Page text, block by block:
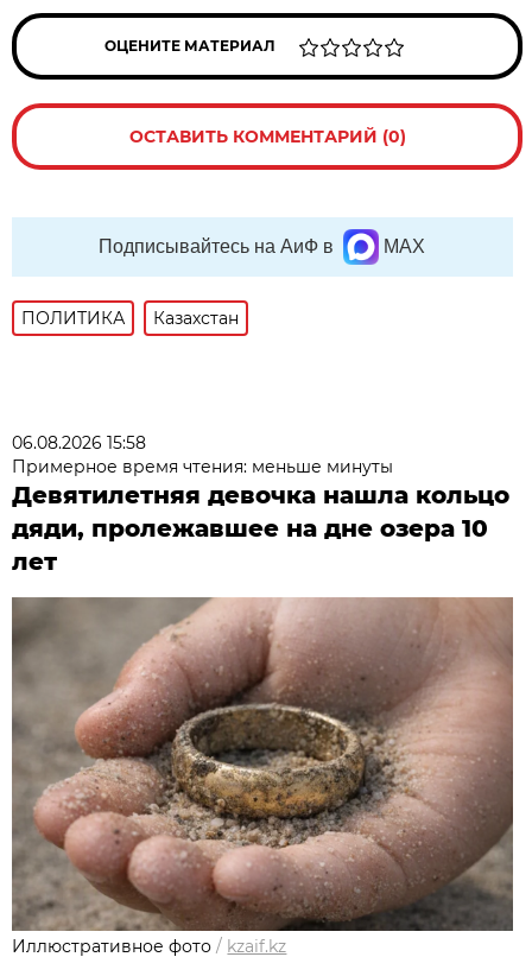
ОЦЕНИТЕ МАТЕРИАЛ
ОСТАВИТЬ КОММЕНТАРИЙ (0)
Подписывайтесь на АиФ в MAX
ПОЛИТИКА Казахстан
06.08.2026 15:58
Примерное время чтения: меньше минуты
Девятилетняя девочка нашла кольцо
дяди, пролежавшее на дне озера 10
лет
Иллюстративное фото / kzaif.kz